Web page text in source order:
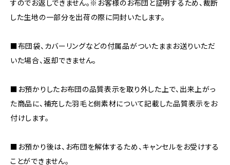
すのでお返しできません。※お客様のお布団と証明するため、裁断
した生地の一部分を出荷の際に同封いたします。
■布団袋、カバーリングなどの付属品がついたままお送りいただ
いた場合、返却できません。
■お預かりしたお布団の品質表示を取り外した上で、出来上がっ
た商品に、補充した羽毛と側素材について記載した品質表示をお
付けします。
■お預かり後は、お布団を解体するため、キャンセルをお受けする
ことができません。